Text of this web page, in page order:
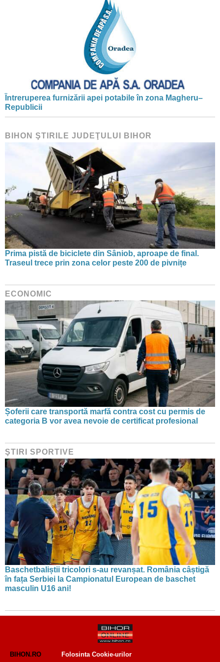
Întreruperea furnizării apei potabile în zona Magheru–
Republicii
BIHON ŞTIRILE JUDEŢULUI BIHOR
Prima pistă de biciclete din Sâniob, aproape de final.
Traseul trece prin zona celor peste 200 de pivnițe
ECONOMIC
Șoferii care transportă marfă contra cost cu permis de
categoria B vor avea nevoie de certificat profesional
ŞTIRI SPORTIVE
Baschetbaliștii tricolori s-au revanșat. România câștigă
în fața Serbiei la Campionatul European de baschet
masculin U16 ani!
BIHON.RO Folosinta Cookie-urilor